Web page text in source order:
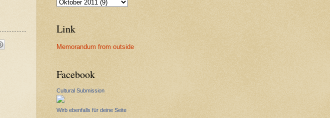
Link
Memorandum from outside
Facebook
Cultural Submission
Wirb ebenfalls für deine Seite